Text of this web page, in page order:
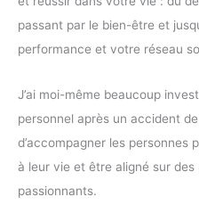
passant par le bien-être et
performance et votre réseau
J’ai moi-même beaucoup
personnel après un accident
d’accompagner les personnes
à leur vie et être aligné sur
passionnants.